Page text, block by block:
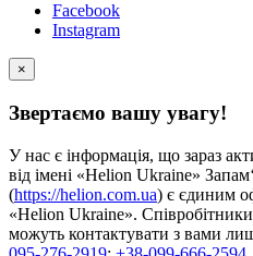
Facebook
Instagram
×
Звертаємо вашу увагу!
У нас є інформація, що зараз
від імені «Helion Ukraine»
(https://helion.com.ua) є єдиним
«Helion Ukraine».
можуть контактувати з вами